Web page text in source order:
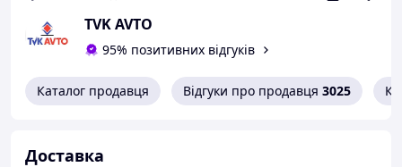
TVK AVTO
95% позитивних відгуків
Каталог продавця Відгуки про продавця 3025
Доставка